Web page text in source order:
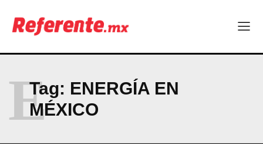
Más escuelas renovadas: fortalecen espacios para el regreso
a clases
Company
ABOUT
Tag: ENERGÍA EN
MÉXICO
E